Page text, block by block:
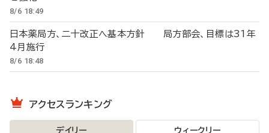
8/6 18:49
日本薬局方、二十改正へ基本方針 局方部会、目標は31年
4月施行
8/6 18:48
アクセスランキング
デイリー ウィークリー